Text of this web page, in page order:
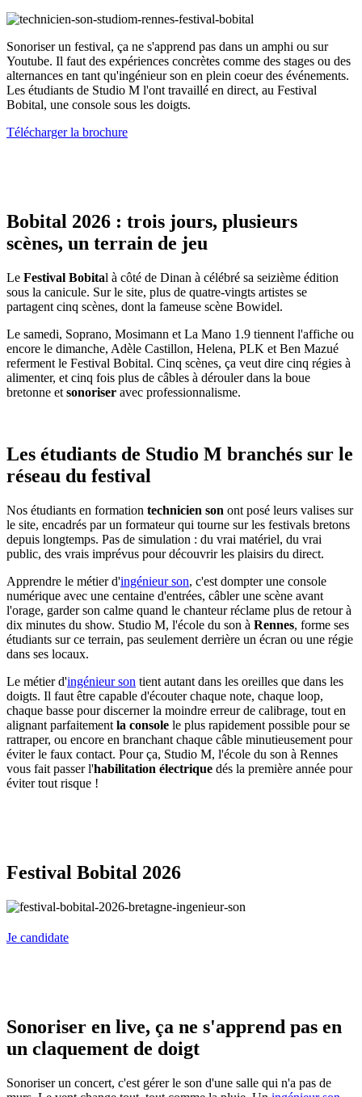
Sonoriser un festival, ça ne s'apprend pas dans un amphi ou sur
Youtube. Il faut des expériences concrètes comme des stages ou des
alternances en tant qu'ingénieur son en plein coeur des événements.
Les étudiants de Studio M l'ont travaillé en direct, au Festival
Bobital, une console sous les doigts.
Télécharger la brochure
Bobital 2026 : trois jours, plusieurs
scènes, un terrain de jeu
Le Festival Bobital à côté de Dinan à célébré sa seizième édition
sous la canicule. Sur le site, plus de quatre-vingts artistes se
partagent cinq scènes, dont la fameuse scène Bowidel.
Le samedi, Soprano, Mosimann et La Mano 1.9 tiennent l'affiche ou
encore le dimanche, Adèle Castillon, Helena, PLK et Ben Mazué
referment le Festival Bobital. Cinq scènes, ça veut dire cinq régies à
alimenter, et cinq fois plus de câbles à dérouler dans la boue
bretonne et sonoriser avec professionnalisme.
Les étudiants de Studio M branchés sur le
réseau du festival
Nos étudiants en formation technicien son ont posé leurs valises sur
le site, encadrés par un formateur qui tourne sur les festivals bretons
depuis longtemps. Pas de simulation : du vrai matériel, du vrai
public, des vrais imprévus pour découvrir les plaisirs du direct.
Apprendre le métier d'ingénieur son, c'est dompter une console
numérique avec une centaine d'entrées, câbler une scène avant
l'orage, garder son calme quand le chanteur réclame plus de retour à
dix minutes du show. Studio M, l'école du son à Rennes, forme ses
étudiants sur ce terrain, pas seulement derrière un écran ou une régie
dans ses locaux.
Le métier d'ingénieur son tient autant dans les oreilles que dans les
doigts. Il faut être capable d'écouter chaque note, chaque loop,
chaque basse pour discerner la moindre erreur de calibrage, tout en
alignant parfaitement la console le plus rapidement possible pour se
rattraper, ou encore en branchant chaque câble minutieusement pour
éviter le faux contact. Pour ça, Studio M, l'école du son à Rennes
vous fait passer l'habilitation électrique dés la première année pour
éviter tout risque !
Festival Bobital 2026
Je candidate
Sonoriser en live, ça ne s'apprend pas en
un claquement de doigt
Sonoriser un concert, c'est gérer le son d'une salle qui n'a pas de